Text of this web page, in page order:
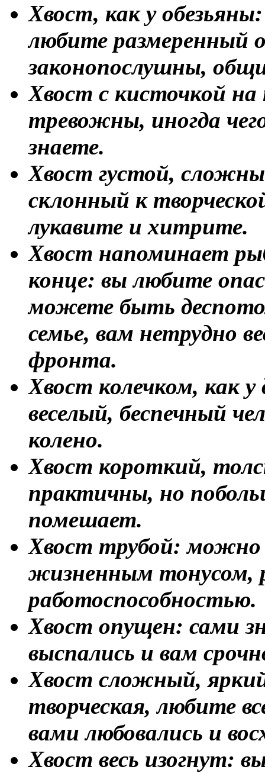
Хвост, как у
любите размеренный
законопослушны,
Хвост с кисточкой
тревожны, иногда
знаете.
Хвост густой,
склонный к
лукавите и хитрите.
Хвост напоминает
конце: вы любите
можете быть
семье, вам нетрудно
фронта.
Хвост колечком, как
веселый, беспечный
колено.
Хвост короткий,
практичны, но
помешает.
Хвост трубой: можно
жизненным тонусом,
работоспособностью.
Хвост опущен: сами
выспались и вам
Хвост сложный,
творческая, любите
вами любовались и
Хвост весь изогнут: